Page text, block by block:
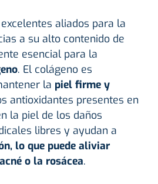
aliados para la
a su alto contenido de
esencial para la
. El colágeno es
la piel firme y
antioxidantes presentes en
la piel de los daños
libres y ayudan a
lo que puede aliviar
o la rosácea.